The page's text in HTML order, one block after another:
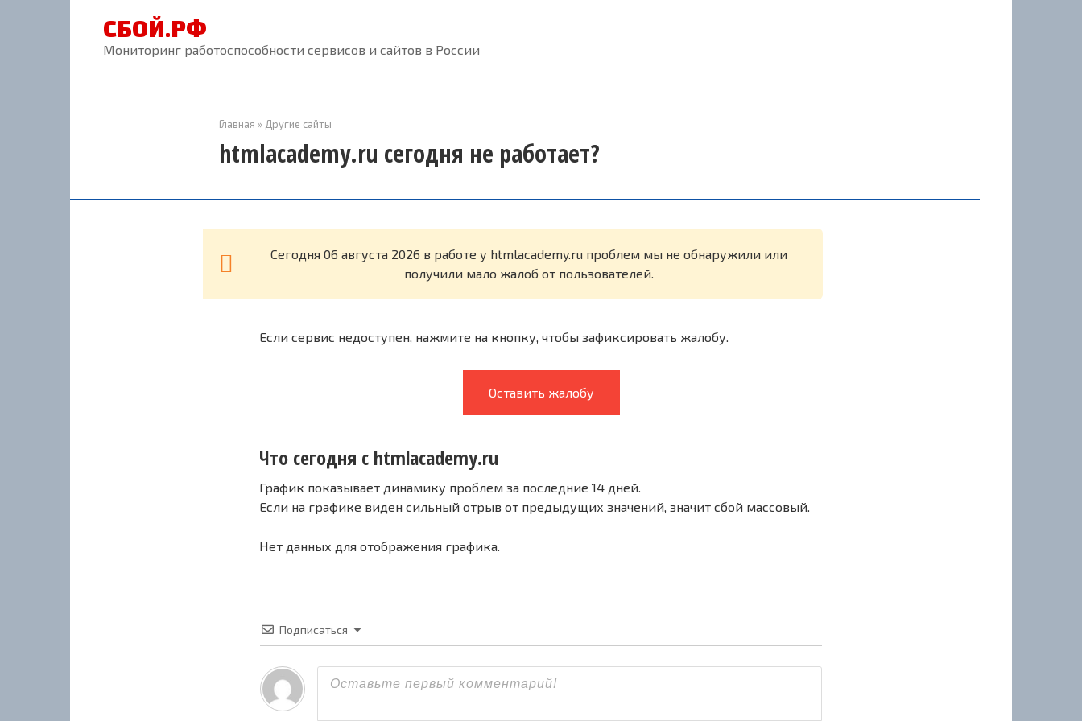
СБОЙ.РФ
Мониторинг работоспособности сервисов и сайтов в России
Главная » Другие сайты
htmlacademy.ru сегодня не работает?
Cегодня 06 августа 2026 в работе у htmlacademy.ru проблем мы не обнаружили или
получили мало жалоб от пользователей.
Если сервис недоступен, нажмите на кнопку, чтобы зафиксировать жалобу.
Оставить жалобу
Что сегодня с htmlacademy.ru
График показывает динамику проблем за последние 14 дней.
Если на графике виден сильный отрыв от предыдущих значений, значит сбой массовый.
Нет данных для отображения графика.
Подписаться